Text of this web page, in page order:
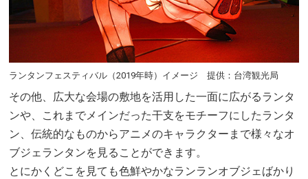
ランタンフェスティバル（2019年時）イメージ 提供：台湾観光局
その他、広大な会場の敷地を活用した一面に広がるランタ
ンや、これまでメインだった干支をモチーフにしたランタ
ン、伝統的なものからアニメのキャラクターまで様々なオ
ブジェランタンを見ることができます。
とにかくどこを見ても色鮮やかなランランオブジェばかり